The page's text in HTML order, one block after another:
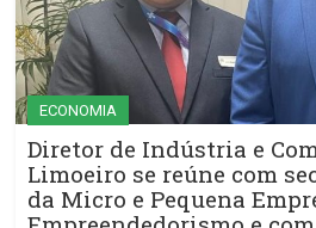
ECONOMIA
Diretor de Indústria e
Limoeiro se reúne com
da Micro e Pequena